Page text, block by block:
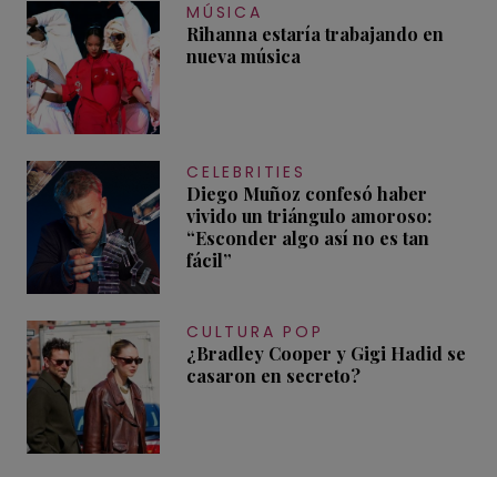
MÚSICA
Rihanna estaría trabajando en
nueva música
CELEBRITIES
Diego Muñoz confesó haber
vivido un triángulo amoroso:
“Esconder algo así no es tan
fácil”
CULTURA POP
¿Bradley Cooper y Gigi Hadid se
casaron en secreto?